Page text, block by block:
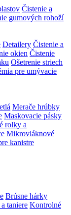
Čistenie a
gumových rohoží
Detailery Čistenie a
okien Čistenie
Ošetrenie striech
pre umývacie
Merače hrúbky
Maskovacie pásky
rolky a
Mikrovláknové
kanistre
Brúsne hárky
taniere Kontrolné